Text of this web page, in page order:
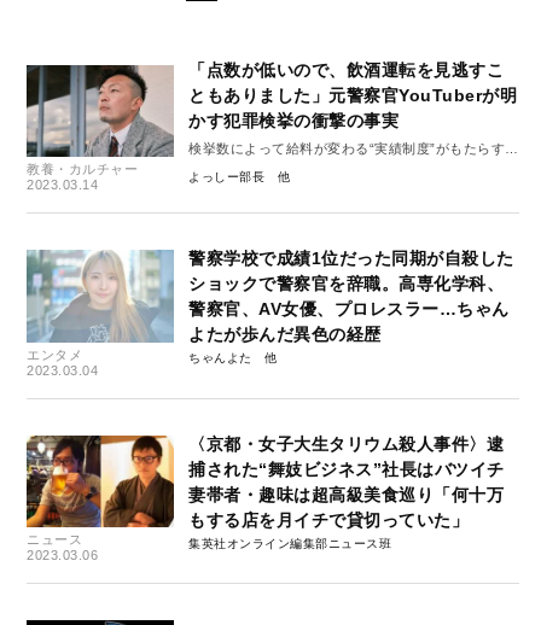
教養・カルチャー
2023.03.14
「点数が低いので、飲酒運転を見逃すこ
ともありました」元警察官YouTuberが明
かす犯罪検挙の衝撃の事実
検挙数によって給料が変わる“実績制度”がもたらすも
の
よっしー部長
エンタメ
2023.03.04
警察学校で成績1位だった同期が自殺した
ショックで警察官を辞職。高専化学科、
警察官、AV女優、プロレスラー…ちゃん
よたが歩んだ異色の経歴
ちゃんよた
ニュース
2023.03.06
〈京都・女子大生タリウム殺人事件〉逮
捕された“舞妓ビジネス”社長はバツイチ
妻帯者・趣味は超高級美食巡り「何十万
もする店を月イチで貸切っていた」
集英社オンライン編集部ニュース班